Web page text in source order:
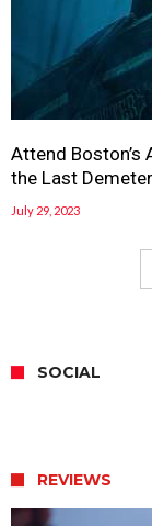
Attend Boston’s
the Last Demeter
July 29, 2023
SOCIAL
REVIEWS